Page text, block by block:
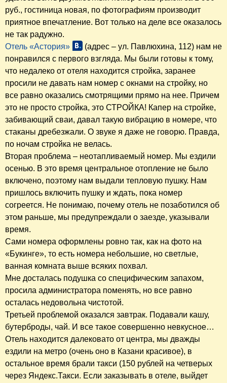
руб., гостиница новая, по фотографиям производит
приятное впечатление. Вот только на деле все оказалось
не так радужно.
Отель «Астория»
(адрес – ул. Павлюхина, 112) нам не
понравился с первого взгляда. Мы были готовы к тому,
что недалеко от отеля находится стройка, заранее
просили не давать нам номер с окнами на стройку, но
все равно оказались смотрящими прямо на нее. Причем
это не просто стройка, это СТРОЙКА! Капер на стройке,
забивающий сваи, давал такую вибрацию в номере, что
стаканы дребезжали. О звуке я даже не говорю. Правда,
по ночам стройка не велась.
Вторая проблема – неотапливаемый номер. Мы ездили
осенью. В это время центральное отопление не было
включено, поэтому нам выдали тепловую пушку. Нам
пришлось включить пушку и ждать, пока номер
согреется. Не понимаю, почему отель не позаботился об
этом раньше, мы предупреждали о заезде, указывали
время.
Сами номера оформлены ровно так, как на фото на
«Букинге», то есть номера небольшие, но светлые,
ванная комната выше всяких похвал.
Мне досталась подушка со специфическим запахом,
просила администратора поменять, но все равно
осталась недовольна чистотой.
Третьей проблемой оказался завтрак. Подавали кашу,
бутерброды, чай. И все такое совершенно невкусное…
Отель находится далековато от центра, мы дважды
ездили на метро (очень оно в Казани красивое), в
остальное время брали такси (150 рублей на четверых
через Яндекс.Такси. Если заказывать в отеле, выйдет